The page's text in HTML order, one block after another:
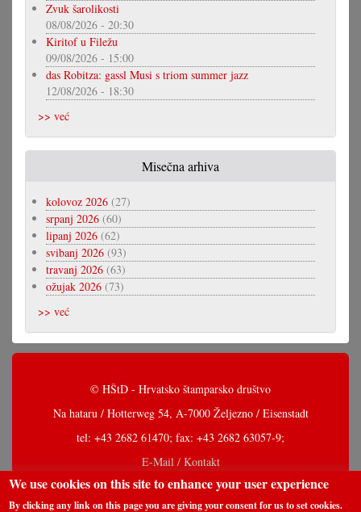
Zvuk šarolikosti
08/08/2026 - 20:30
Kiritof u Filežu
09/08/2026 - 15:00
das Robitza: gassl Musi s triom summer jazz
12/08/2026 - 18:30
>> već
Misečna arhiva
kolovoz 2026 (27)
srpanj 2026 (60)
lipanj 2026 (62)
svibanj 2026 (93)
travanj 2026 (63)
ožujak 2026 (73)
>> već
© HŠtD - Hrvatsko štamparsko društvo
Na hataru / Hotterweg 54, A-7000 Željezno / Eisenstadt
tel: +43 2682 61470; fax: +43 2682 63057-9;
E-Mail / Kontakt
We use cookies on this site to enhance your user experience
By clicking any link on this page you are giving your consent for us to set cookies.